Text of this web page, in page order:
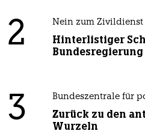
2 Nein zum Zivildienst
Hinterlistiger
Bundesregierung
3 Bundeszentrale für
Zurück zu den
Wurzeln